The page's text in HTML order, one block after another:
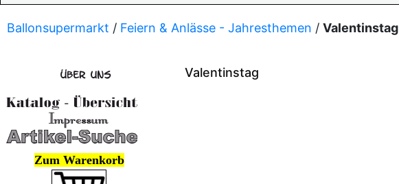
Ballonsupermarkt / Feiern & Anlässe - Jahresthemen / Valentinstag
Valentinstag
Zum Warenkorb